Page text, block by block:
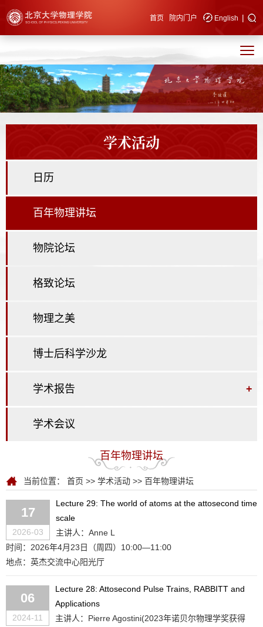
快速导航 首页 院内门户 English |
学术活动
日历
百年物理讲坛
物院论坛
格致论坛
物理之美
博士后科学沙龙
学术报告 +
学术会议
百年物理讲坛
当前位置： 首页 >> 学术活动 >> 百年物理讲坛
17
2026-03
Lecture 29: The world of atoms at the attosecond time
scale
主讲人：Anne L
时间：2026年4月23日（周四）10:00—11:00
地点：英杰交流中心阳光厅
06
2024-11
Lecture 28: Attosecond Pulse Trains, RABBITT and
Applications
主讲人：Pierre Agostini(2023年诺贝尔物理学奖获得